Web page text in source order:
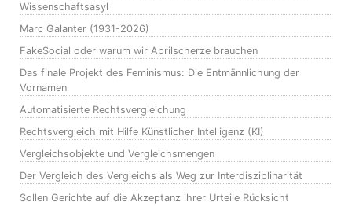
Wissenschaftsasyl
Marc Galanter (1931-2026)
FakeSocial oder warum wir Aprilscherze brauchen
Das finale Projekt des Feminismus: Die Entmännlichung der
Vornamen
Automatisierte Rechtsvergleichung
Rechtsvergleich mit Hilfe Künstlicher Intelligenz (KI)
Vergleichsobjekte und Vergleichsmengen
Der Vergleich des Vergleichs als Weg zur Interdisziplinarität
Sollen Gerichte auf die Akzeptanz ihrer Urteile Rücksicht